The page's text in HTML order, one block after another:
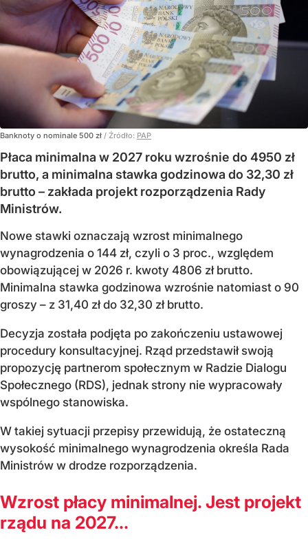
Banknoty o nominale 500 zł / Źródło: PAP
Płaca minimalna w 2027 roku wzrośnie do 4950 zł
brutto, a minimalna stawka godzinowa do 32,30 zł
brutto – zakłada projekt rozporządzenia Rady
Ministrów.
Nowe stawki oznaczają wzrost minimalnego
wynagrodzenia o 144 zł, czyli o 3 proc., względem
obowiązującej w 2026 r. kwoty 4806 zł brutto.
Minimalna stawka godzinowa wzrośnie natomiast o 90
groszy – z 31,40 zł do 32,30 zł brutto.
Decyzja została podjęta po zakończeniu ustawowej
procedury konsultacyjnej. Rząd przedstawił swoją
propozycję partnerom społecznym w Radzie Dialogu
Społecznego (RDS), jednak strony nie wypracowały
wspólnego stanowiska.
W takiej sytuacji przepisy przewidują, że ostateczną
wysokość minimalnego wynagrodzenia określa Rada
Ministrów w drodze rozporządzenia.
Wzrost płacy minimalnej. Jest projekt
rządu na 2027...